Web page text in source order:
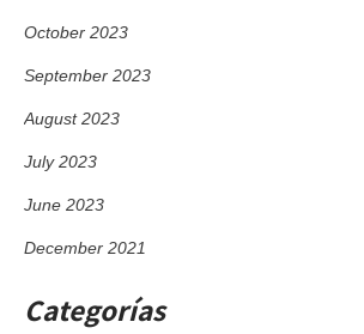
October 2023
September 2023
August 2023
July 2023
June 2023
December 2021
Categorías